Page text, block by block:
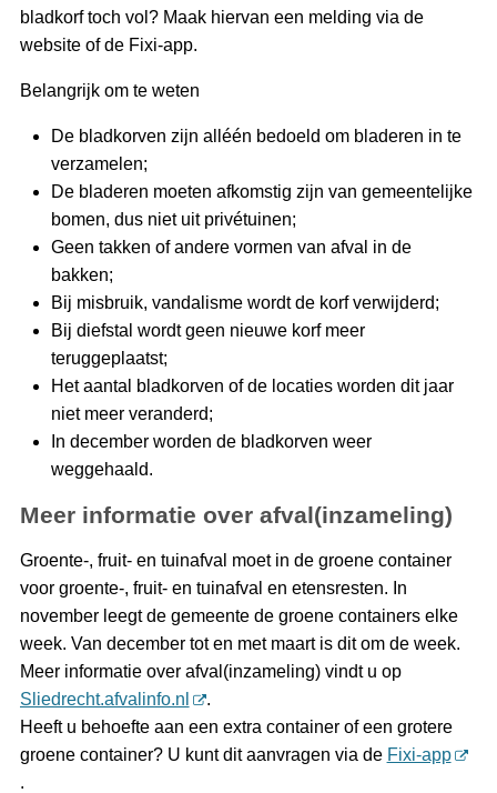
bladkorf toch vol? Maak hiervan een melding via de
website of de Fixi-app.
Belangrijk om te weten
De bladkorven zijn alléén bedoeld om bladeren in te
verzamelen;
De bladeren moeten afkomstig zijn van gemeentelijke
bomen, dus niet uit privétuinen;
Geen takken of andere vormen van afval in de
bakken;
Bij misbruik, vandalisme wordt de korf verwijderd;
Bij diefstal wordt geen nieuwe korf meer
teruggeplaatst;
Het aantal bladkorven of de locaties worden dit jaar
niet meer veranderd;
In december worden de bladkorven weer
weggehaald.
Meer informatie over afval(inzameling)
Groente-, fruit- en tuinafval moet in de groene container
voor groente-, fruit- en tuinafval en etensresten. In
november leegt de gemeente de groene containers elke
week. Van december tot en met maart is dit om de week.
Meer informatie over afval(inzameling) vindt u op
Sliedrecht.afvalinfo.nl
.
Heeft u behoefte aan een extra container of een grotere
groene container? U kunt dit aanvragen via de Fixi-app
.